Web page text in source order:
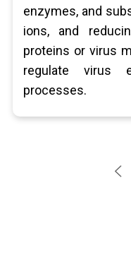
enzymes, and
ions, and
proteins or virus
regulate virus
processes.